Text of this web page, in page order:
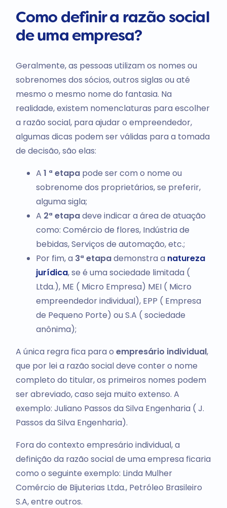
Como definir a razão social
de uma empresa?
Geralmente, as pessoas utilizam os nomes ou
sobrenomes dos sócios, outros siglas ou até
mesmo o mesmo nome do fantasia. Na
realidade, existem nomenclaturas para escolher
a razão social, para ajudar o empreendedor,
algumas dicas podem ser válidas para a tomada
de decisão, são elas:
A 1 ª etapapode ser com o nome ou
sobrenome dos proprietários, se preferir,
alguma sigla;
A 2ª etapadeve indicar a área de atuação
como: Comércio de flores, Indústria de
bebidas, Serviços de automação, etc.;
Por fim, a 3ª etapademonstra a natureza
jurídica, se é uma sociedade limitada (
Ltda.), ME ( Micro Empresa) MEI ( Micro
empreendedor individual), EPP ( Empresa
de Pequeno Porte) ou S.A ( sociedade
anônima);
A única regra fica para o empresário individual,
que por lei a razão social deve conter o nome
completo do titular, os primeiros nomes podem
ser abreviado, caso seja muito extenso. A
exemplo: Juliano Passos da Silva Engenharia ( J.
Passos da Silva Engenharia).
Fora do contexto empresário individual, a
definição da razão social de uma empresa ficaria
como o seguinte exemplo: Linda Mulher
Comércio de Bijuterias Ltda., Petróleo Brasileiro
S.A, entre outros.